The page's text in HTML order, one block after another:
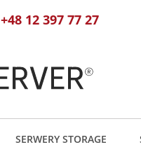
+48 12 397 77 27
SERWERY STORAGE